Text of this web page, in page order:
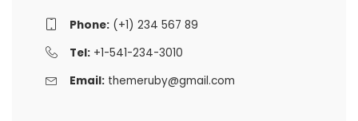
Phone:(+1) 234 567 89
Tel:+1-541-234-3010
Email: themeruby@gmail.com